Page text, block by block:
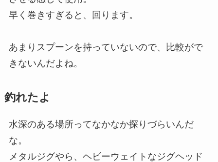
早く巻きすぎると、回ります。
あまりスプーンを持っていないので、比較がで
きないんだよね。
釣れたよ
水深のある場所ってなかなか探りづらいんだ
な。
メタルジグやら、ヘビーウェイトなジグヘッド